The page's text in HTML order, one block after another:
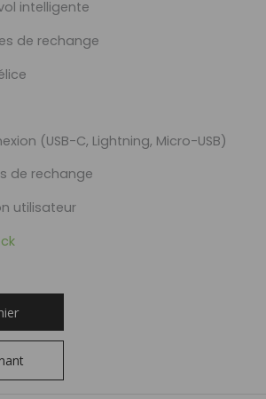
intelligente
de rechange
(USB-C, Lightning, Micro-USB)
de rechange
utilisateur